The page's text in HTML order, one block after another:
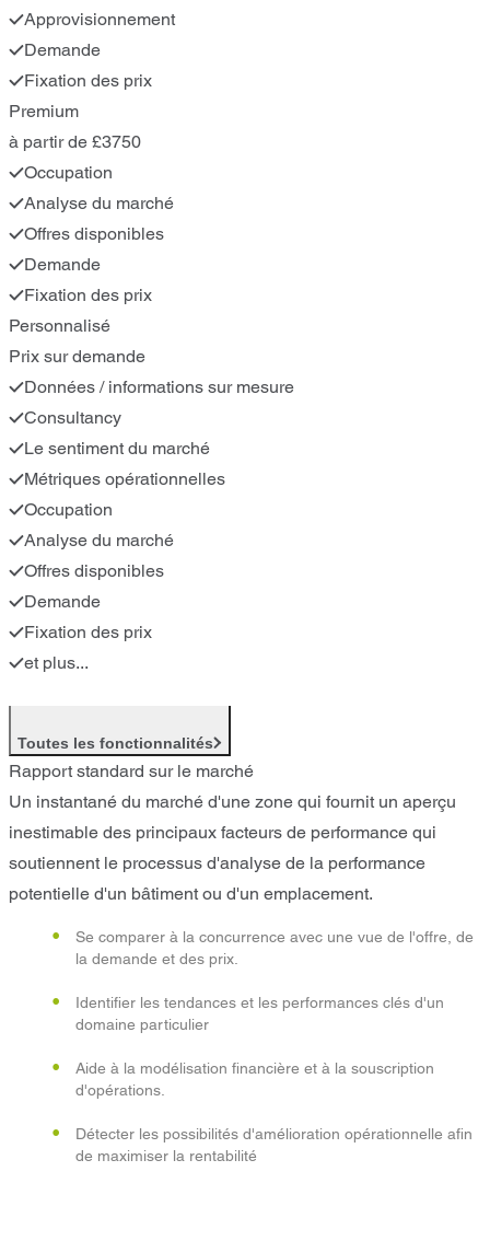
Approvisionnement
Demande
Fixation des prix
Premium
à partir de £3750
Occupation
Analyse du marché
Offres disponibles
Demande
Fixation des prix
Personnalisé
Prix sur demande
Données / informations sur mesure
Consultancy
Le sentiment du marché
Métriques opérationnelles
Occupation
Analyse du marché
Offres disponibles
Demande
Fixation des prix
et plus...
Toutes les fonctionnalités
Rapport standard sur le marché
Un instantané du marché d'une zone qui fournit un aperçu
inestimable des principaux facteurs de performance qui
soutiennent le processus d'analyse de la performance
potentielle d'un bâtiment ou d'un emplacement.
Se comparer à la concurrence avec une vue de l'offre, de
la demande et des prix.
Identifier les tendances et les performances clés d'un
domaine particulier
Aide à la modélisation financière et à la souscription
d'opérations.
Détecter les possibilités d'amélioration opérationnelle afin
de maximiser la rentabilité